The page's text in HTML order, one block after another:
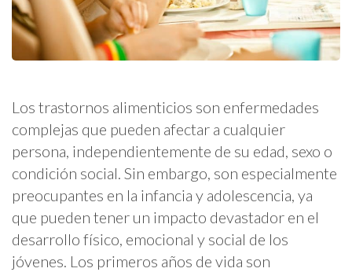
Los trastornos alimenticios son enfermedades
complejas que pueden afectar a cualquier
persona, independientemente de su edad, sexo o
condición social. Sin embargo, son especialmente
preocupantes en la infancia y adolescencia, ya
que pueden tener un impacto devastador en el
desarrollo físico, emocional y social de los
jóvenes. Los primeros años de vida son